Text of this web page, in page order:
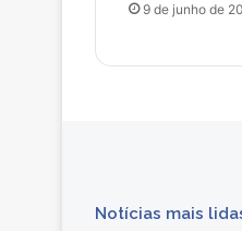
a
l
9 de junho de
Notícias mais